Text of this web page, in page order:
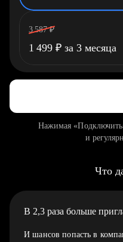
3 587 ₽
1 499 ₽ за 3 месяца
Нажимая
и
Что
В 2,3 раза больше
И шансов попасть в